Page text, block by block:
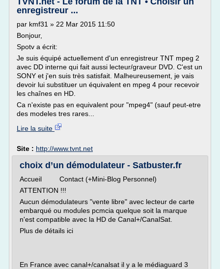
enregistreur ...
par kmf31 » 22 Mar 2015 11:50
Bonjour,
Spotv a écrit:
Je suis équipé actuellement d'un enregistreur TNT mpeg 2
avec DD interne qui fait aussi lecteur/graveur DVD. C'est un
SONY et j'en suis très satisfait. Malheureusement, je vais
devoir lui substituer un équivalent en mpeg 4 pour recevoir
les chaînes en HD.
Ca n'existe pas en equivalent pour "mpeg4" (sauf peut-etre
des modeles tres rares...
Lire la suite
Site : http://www.tvnt.net
choix d’un démodulateur - Satbuster.fr
Accueil Contact (+Mini-Blog Personnel)
ATTENTION !!!
Aucun démodulateurs "vente libre" avec lecteur de carte
embarqué ou modules pcmcia quelque soit la marque
n'est compatible avec la HD de Canal+/CanalSat.
Plus de détails ici
En France avec canal+/canalsat il y a le médiaguard 3